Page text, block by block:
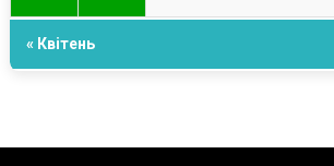
« Квітень